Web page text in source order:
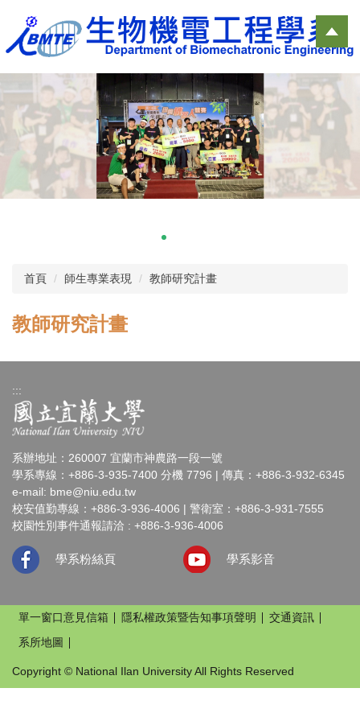
主
容
區
首頁 師生專業表現 教師研究計畫
教師研究計畫
:::
系辦地址：260007 宜蘭市神農路一段一號
學系專線：+886-3-935-7400 分機 7796 | 傳真：+886-3-932-6345
e-mail: bme@niu.edu.tw
校安值勤專線：+886-3-936-4006 | 警衛室：+886-3-931-7555
校園性別事件通報請洽 : +886-3-936-4006
學系粉絲頁 學系影音
單一窗口意見信箱 隱私權政策暨告知事項聲明
交通資訊
系所地圖
Copyright © National Ilan University All Rights Reserved